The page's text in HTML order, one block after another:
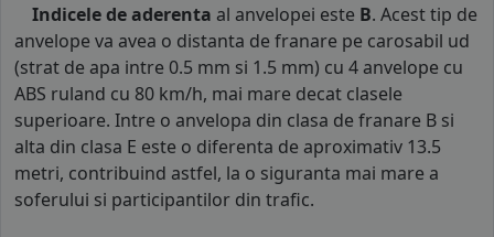
Indicele de aderenta al anvelopei este B. Acest tip de
anvelope va avea o distanta de franare pe carosabil ud
(strat de apa intre 0.5 mm si 1.5 mm) cu 4 anvelope cu
ABS ruland cu 80 km/h, mai mare decat clasele
superioare. Intre o anvelopa din clasa de franare B si
alta din clasa E este o diferenta de aproximativ 13.5
metri, contribuind astfel, la o siguranta mai mare a
soferului si participantilor din trafic.